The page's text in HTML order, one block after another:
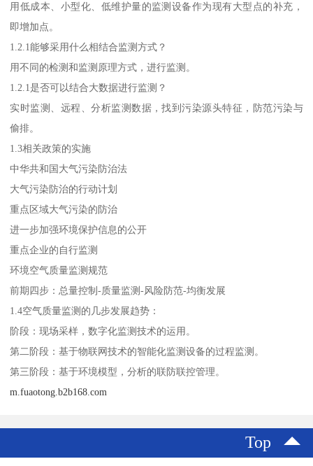
用低成本、小型化、低维护量的监测设备作为现有大型点的补充，
即增加点。
1.2.1能够采用什么相结合监测方式？
用不同的检测和监测原理方式，进行监测。
1.2.1是否可以结合大数据进行监测？
实时监测、远程、分析监测数据，找到污染源头特征，防范污染与
偷排。
1.3相关政策的实施
中华共和国大气污染防治法
大气污染防治的行动计划
重点区域大气污染的防治
进一步加强环境保护信息的公开
重点企业的自行监测
环境空气质量监测规范
前期四步：总量控制-质量监测-风险防范-均衡发展
1.4空气质量监测的几步发展趋势：
阶段：现场采样，数字化监测技术的运用。
第二阶段：基于物联网技术的智能化监测设备的过程监测。
第三阶段：基于环境模型，分析的联防联控管理。
m.fuaotong.b2b168.com
Top